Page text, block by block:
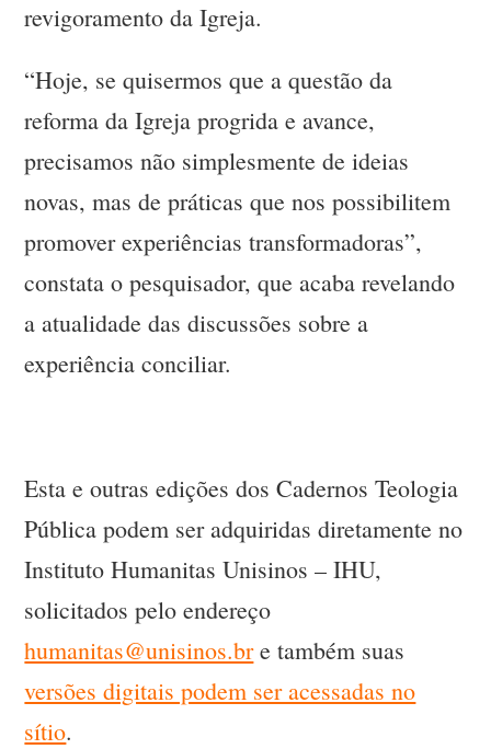
revigoramento da Igreja.
“Hoje, se quisermos que a questão da
reforma da Igreja progrida e avance,
precisamos não simplesmente de ideias
novas, mas de práticas que nos possibilitem
promover experiências transformadoras”,
constata o pesquisador, que acaba revelando
a atualidade das discussões sobre a
experiência conciliar.
Esta e outras edições dos Cadernos Teologia
Pública podem ser adquiridas diretamente no
Instituto Humanitas Unisinos – IHU,
solicitados pelo endereço
humanitas@unisinos.bre também suas
versões digitais podem ser acessadas no
sítio.